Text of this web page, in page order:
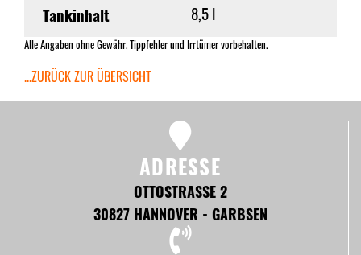
Tankinhalt
8,5 l
Alle Angaben ohne Gewähr. Tippfehler und Irrtümer vorbehalten.
...ZURÜCK ZUR ÜBERSICHT
ADRESSE
OTTOSTRASSE 2
30827 HANNOVER - GARBSEN